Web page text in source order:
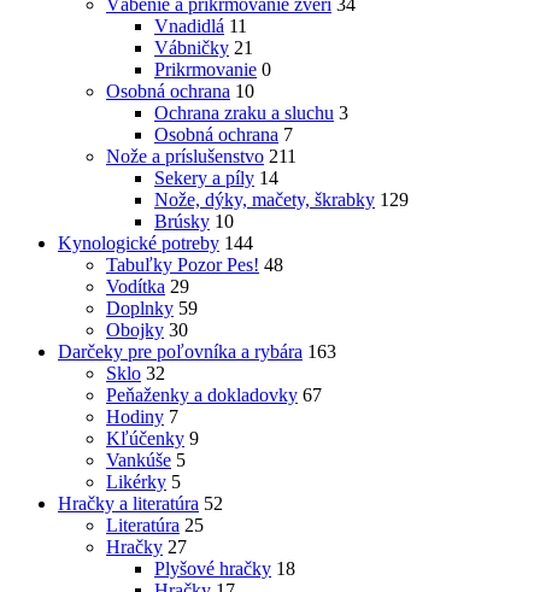
Vábenie a prikrmovanie zveri 34
Vnadidlá 11
Vábničky 21
Prikrmovanie 0
Osobná ochrana 10
Ochrana zraku a sluchu 3
Osobná ochrana 7
Nože a príslušenstvo 211
Sekery a píly 14
Nože, dýky, mačety, škrabky 129
Brúsky 10
Kynologické potreby 144
Tabuľky Pozor Pes! 48
Vodítka 29
Doplnky 59
Obojky 30
Darčeky pre poľovníka a rybára 163
Sklo 32
Peňaženky a dokladovky 67
Hodiny 7
Kľúčenky 9
Vankúše 5
Likérky 5
Hračky a literatúra 52
Literatúra 25
Hračky 27
Plyšové hračky 18